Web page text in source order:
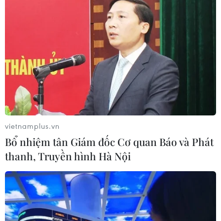
Hà Nội gia hạn 3 tháng hoàn thiện
điều kiện khởi công 6 dự án lớn
Giá vàng trong nước đi xuống, giao
dịch quanh mức 143,5 triệu đồng
10/08/2026 02:44
Xem thêm
vietnamplus.vn
Bổ nhiệm tân Giám đốc Cơ quan Báo và Phát
thanh, Truyền hình Hà Nội